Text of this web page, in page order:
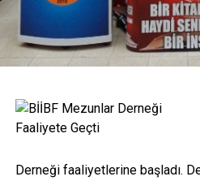
Derneği faaliyetlerine başladı.